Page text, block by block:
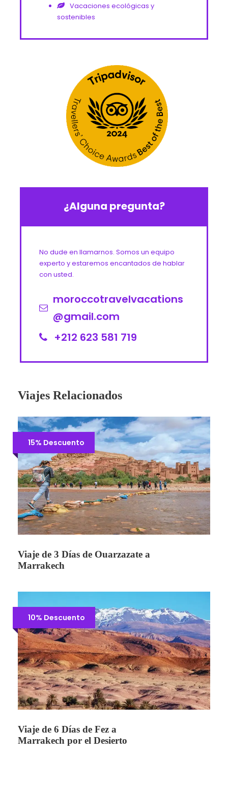
Vacaciones ecológicas y
sostenibles
¿Alguna pregunta?
No dude en llamarnos. Somos un equipo
experto y estaremos encantados de hablar
con usted.
moroccotravelvacations
@gmail.com
+212 623 581 719
Viajes Relacionados
15% Descuento
Viaje de 3 Días de Ouarzazate a
Marrakech
10% Descuento
Viaje de 6 Días de Fez a
Marrakech por el Desierto